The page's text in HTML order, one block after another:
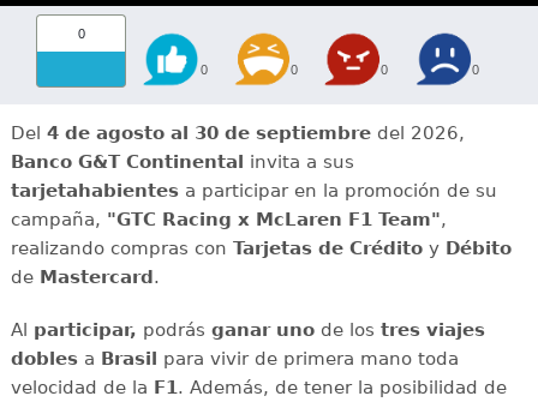
0
0 0 0 0
Del 4 de agosto al 30 de septiembredel 2026,
Banco G&T Continental invita a sus
tarjetahabientesa participar en la promoción de su
campaña, "GTC Racing x McLaren F1 Team",
realizando compras con Tarjetas de Créditoy Débito
deMastercard.
Al participar, podrás ganar unode los tres viajes
doblesa Brasil para vivir de primera mano toda
velocidad de la F1. Además, de tener la posibilidad de